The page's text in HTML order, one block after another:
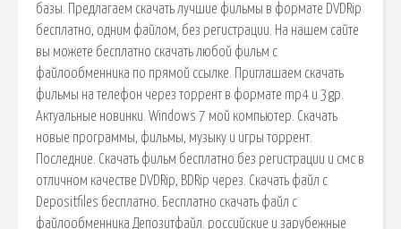
базы. Предлагаем скачать лучшие фильмы в формате DVDRip
бесплатно, одним файлом, без регистрации. На нашем сайте
вы можете бесплатно скачать любой фильм с
файлообменника по прямой ссылке. Приглашаем скачать
фильмы на телефон через торрент в формате mp4 и 3gp.
Актуальные новинки. Windows 7 мой компьютер. Скачать
новые программы, фильмы, музыку и игры торрент.
Последние. Скачать фильм бесплатно без регистрации и смс в
отличном качестве DVDRip, BDRip через. Скачать файл с
Depositfiles бесплатно. Бесплатно скачать файл с
файлообменника Депозитфайл. российские и зарубежные